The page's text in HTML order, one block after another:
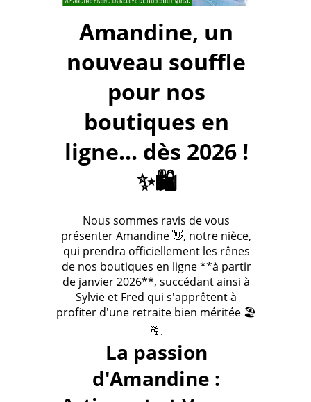
Amandine, un
nouveau souffle
pour nos
boutiques en
ligne... dès 2026 !
✨🛍️
Nous sommes ravis de vous
présenter Amandine 👋, notre nièce,
qui prendra officiellement les rênes
de nos boutiques en ligne **à partir
de janvier 2026**, succédant ainsi à
Sylvie et Fred qui s'apprêtent à
profiter d'une retraite bien méritée 🏖️
🥂.
La passion
d'Amandine :